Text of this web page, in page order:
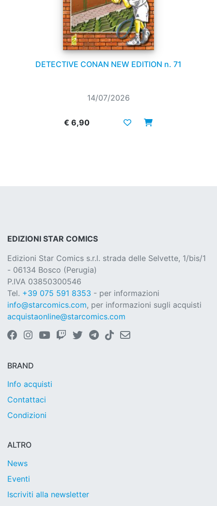
DETECTIVE CONAN NEW EDITION n. 71
14/07/2026
€ 6,90
EDIZIONI STAR COMICS
Edizioni Star Comics s.r.l. strada delle Selvette, 1/bis/1
- 06134 Bosco (Perugia)
P.IVA 03850300546
Tel. +39 075 591 8353 - per informazioni
info@starcomics.com, per informazioni sugli acquisti
acquistaonline@starcomics.com
BRAND
Info acquisti
Contattaci
Condizioni
ALTRO
News
Eventi
Iscriviti alla newsletter